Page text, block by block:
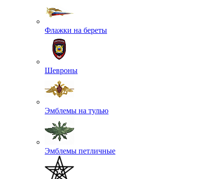
Флажки на береты
Шевроны
Эмблемы на тулью
Эмблемы петличные